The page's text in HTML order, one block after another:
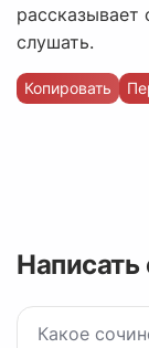
рассказывает
слушать.
Копировать
Написать